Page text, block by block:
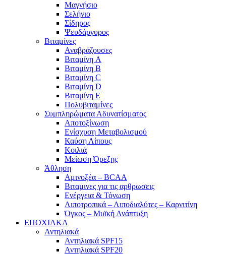
Μαγνήσιο
Σελήνιο
Σίδηρος
Ψευδάργυρος
Βιταμίνες
Αναβράζουσες
Βιταμίνη A
Βιταμίνη B
Βιταμίνη C
Βιταμίνη D
Βιταμίνη E
Πολυβιταμίνες
Συμπληρώματα Αδυνατίσματος
Αποτοξίνωση
Ενίσχυση Μεταβολισμού
Καύση Λίπους
Κοιλιά
Μείωση Όρεξης
Άθληση
Αμινοξέα – BCAA
Βιταμινες για τις αρθρωσεις
Ενέργεια & Τόνωση
Λιποτροπικά – Λιποδιαλύτες – Καρνιτίνη
Όγκος – Μυϊκή Ανάπτυξη
ΕΠΟΧΙΑΚΑ
Αντηλιακά
Αντηλιακά SPF15
Αντηλιακά SPF20